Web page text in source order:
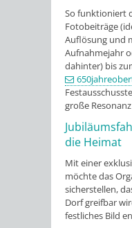
So funktioniert
Fotobeiträge
Auflösung und
Aufnahmejahr
dahinter) bis
große
die Heimat
Mit einer
möchte das
sicherstellen,
Dorf greifbar
festliches Bild